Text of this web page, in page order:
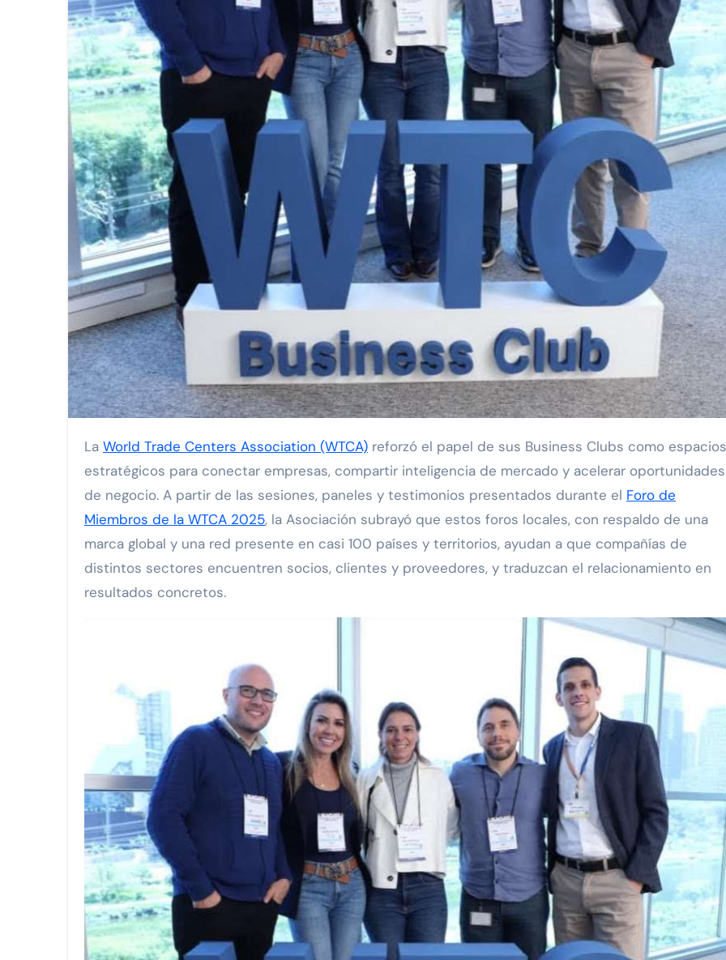
La Asociación Metropolitana de Agencias de Viaje organiza su Cuarto Encuentro de
Llénate de sabor, cultura y tradición en el Segundo Encuentro de Cocineras Tradicionales
Más de 500 líderes de más de 50 países y territorios asisten al 56.º Foro Global de
Innovación y crecimiento: “Consolid y WTS unidos por el futuro del turismo” //PASAJERO A
Iberostar y Redexis activan la primera pila de combustible de hidrógeno verde en un hotel
Visit Oakland dio a conocer los resultados turísticos de 2025 en IMPACT 510: El Día del
Celebra Lufthansa 60 años de servicio en la Ciudad de México
Regresa la Feria Nacional del Sombrero (FENS), símbolo vivo de la mexicanidad
CONEXSTUR CONSOLIDA ALIANZAS Y REFUERZA LA PROVEEDURÍA EN EL TIANGUIS
Viva continúa fortaleciendo la conectividad de la ciudad de México (AIFA) con dos nuevas
Viva refrenda su compromiso con el turismo y la conectividad en Jalisco
Viva se prepara para la justa mundialista reforzando su conectividad internacional en
MGC Servicios Turísticos: 32 años creando viajes en un mundo que cambió//PASAJERO A
FIRMA DE CONVENIO DE COLABORACIÓN ENTRE SUSTAINABLE & SOCIAL TOURISM
GrupoBD refrenda su liderazgo organizacional al formar parte de Súper Empresas 2026
WTS y el Respaldo Consolidador: La Solución Integral para Agencias y Empresas en LatAm
La World Trade Centers Association (WTCA) reforzó el papel de sus Business Clubs como espacios
estratégicos para conectar empresas, compartir inteligencia de mercado y acelerar oportunidades
de negocio. A partir de las sesiones, paneles y testimonios presentados durante el Foro de
Miembros de la WTCA 2025, la Asociación subrayó que estos foros locales, con respaldo de una
marca global y una red presente en casi 100 países y territorios, ayudan a que compañías de
distintos sectores encuentren socios, clientes y proveedores, y traduzcan el relacionamiento en
resultados concretos.